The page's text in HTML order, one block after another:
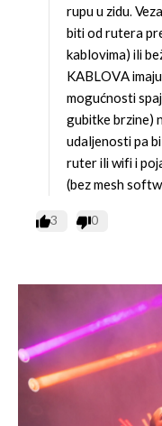
rupu u zidu.
biti od rutera
kablovima) ili
KABLOVA
mogućnosti
gubitke brzine)
udaljenosti pa
ruter ili wifi i
(bez mesh
3 0